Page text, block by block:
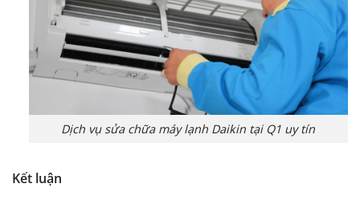
Dịch vụ sửa chữa máy lạnh Daikin tại Q1 uy tín
Kết luận